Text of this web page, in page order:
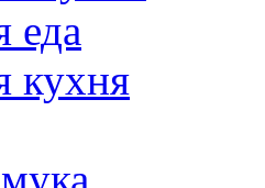
еда
кухня